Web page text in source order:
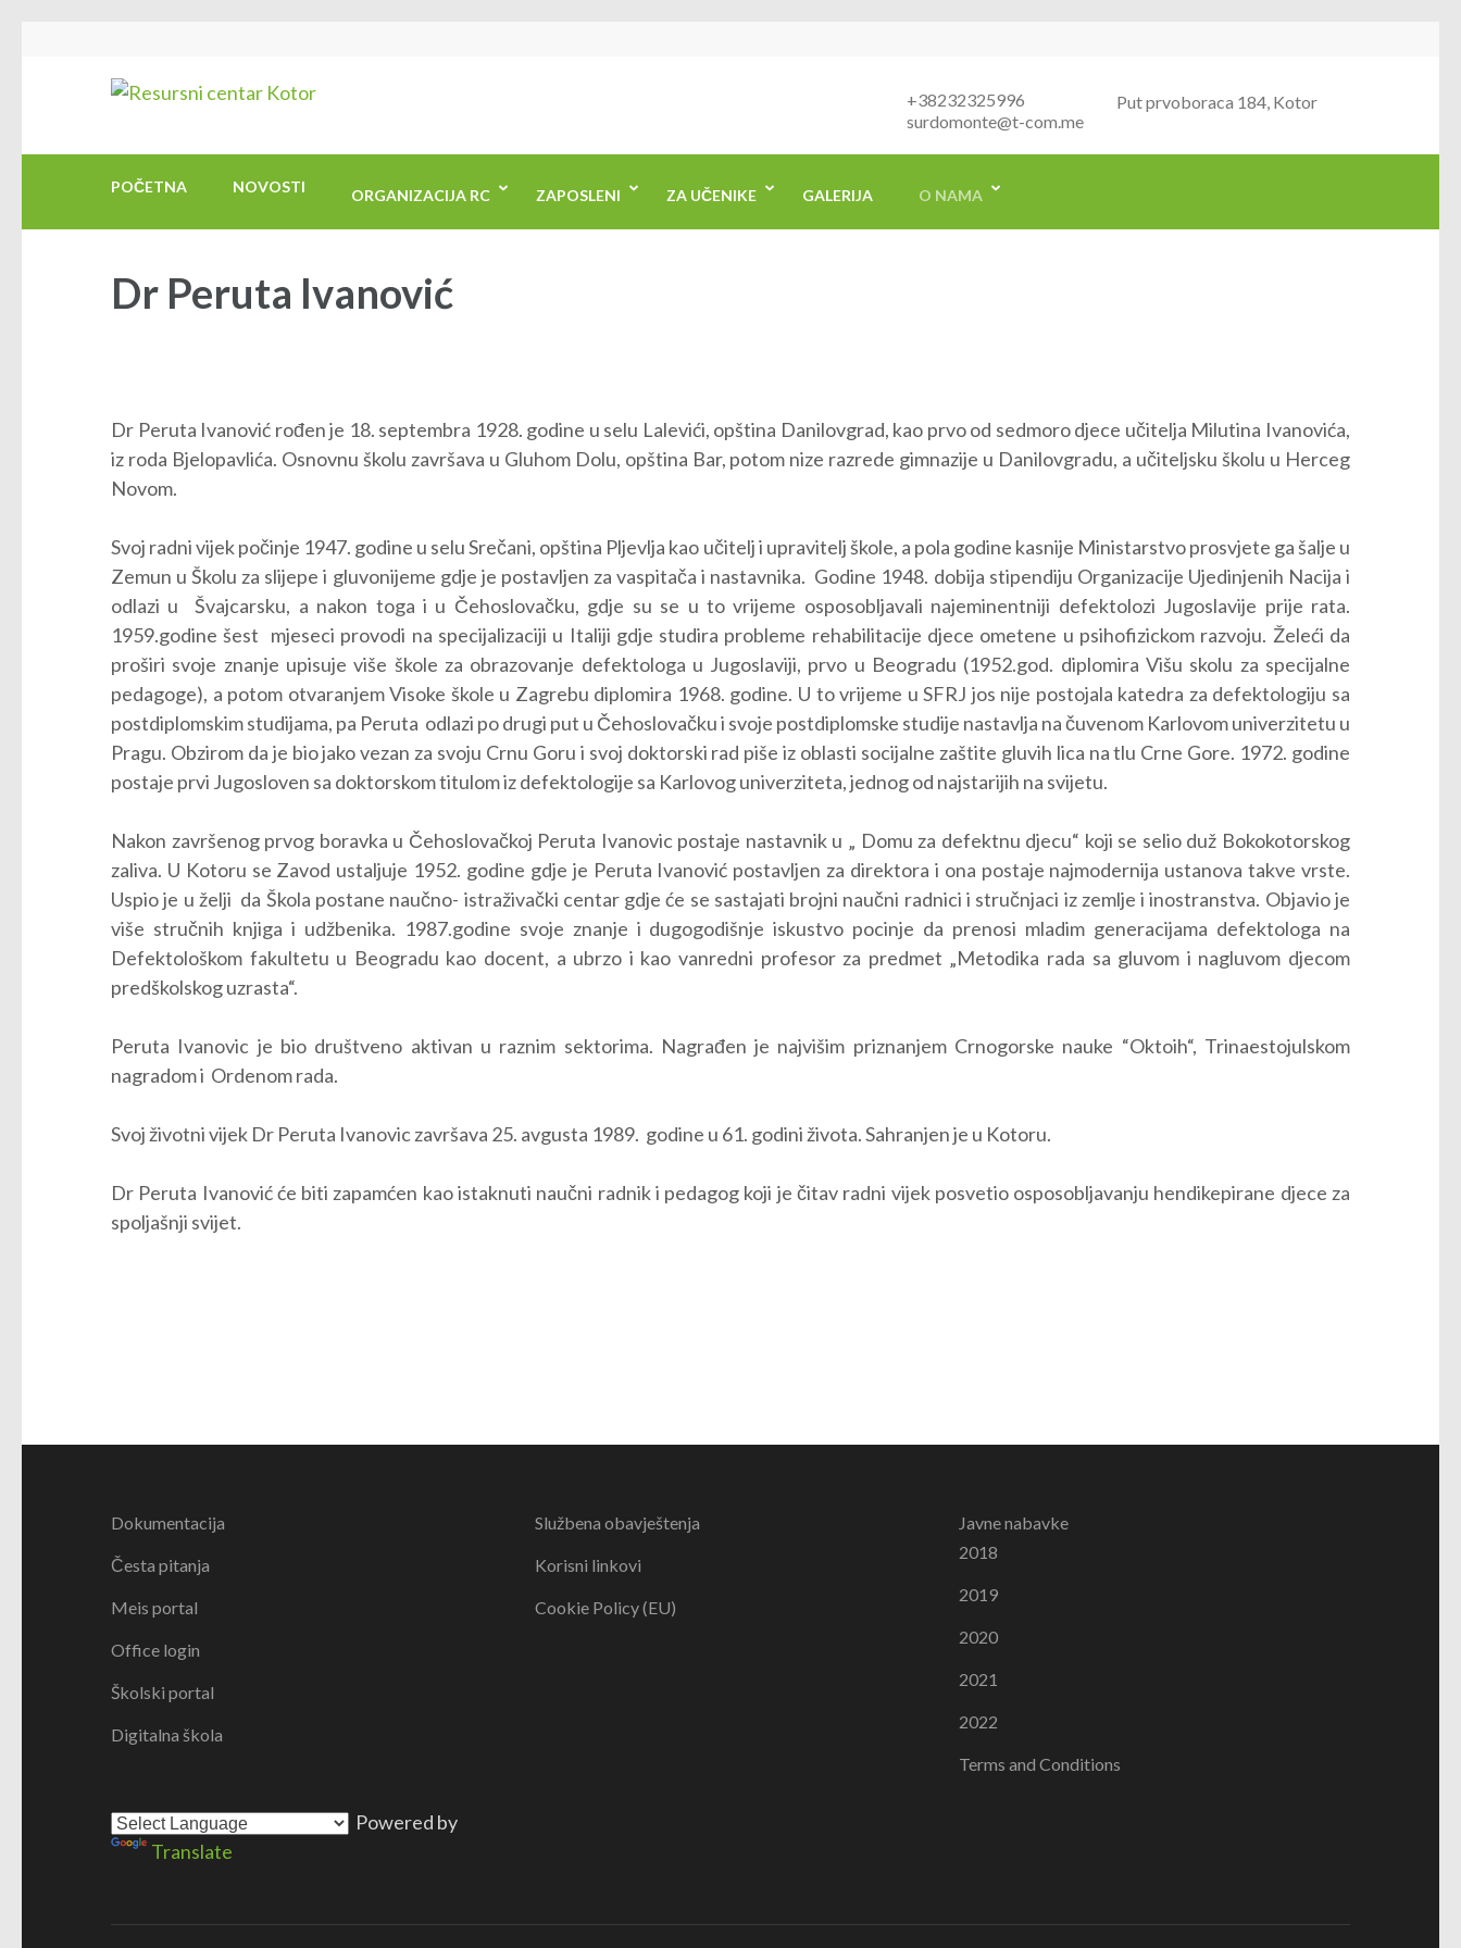
Enter)
Put prvoboraca 184, Kotor
+38232325996
surdomonte@t-com.me
POČETNA NOVOSTI ORGANIZACIJA RC ZAPOSLENI ZA UČENIKE GALERIJA O NAMA
Dr Peruta Ivanović
Dr Peruta Ivanović rođen je 18. septembra 1928. godine u selu Lalevići, opština Danilovgrad, kao prvo od sedmoro djece učitelja Milutina Ivanovića,
iz roda Bjelopavlića. Osnovnu školu završava u Gluhom Dolu, opština Bar, potom nize razrede gimnazije u Danilovgradu, a učiteljsku školu u Herceg
Novom.
Svoj radni vijek počinje 1947. godine u selu Srečani, opština Pljevlja kao učitelj i upravitelj škole, a pola godine kasnije Ministarstvo prosvjete ga šalje u
Zemun u Školu za slijepe i gluvonijeme gdje je postavljen za vaspitača i nastavnika. Godine 1948. dobija stipendiju Organizacije Ujedinjenih Nacija i
odlazi u Švajcarsku, a nakon toga i u Čehoslovačku, gdje su se u to vrijeme osposobljavali najeminentniji defektolozi Jugoslavije prije rata.
1959.godine šest mjeseci provodi na specijalizaciji u Italiji gdje studira probleme rehabilitacije djece ometene u psihofizickom razvoju. Želeći da
proširi svoje znanje upisuje više škole za obrazovanje defektologa u Jugoslaviji, prvo u Beogradu (1952.god. diplomira Višu skolu za specijalne
pedagoge), a potom otvaranjem Visoke škole u Zagrebu diplomira 1968. godine. U to vrijeme u SFRJ jos nije postojala katedra za defektologiju sa
postdiplomskim studijama, pa Peruta odlazi po drugi put u Čehoslovačku i svoje postdiplomske studije nastavlja na čuvenom Karlovom univerzitetu u
Pragu. Obzirom da je bio jako vezan za svoju Crnu Goru i svoj doktorski rad piše iz oblasti socijalne zaštite gluvih lica na tlu Crne Gore. 1972. godine
postaje prvi Jugosloven sa doktorskom titulom iz defektologije sa Karlovog univerziteta, jednog od najstarijih na svijetu.
Nakon završenog prvog boravka u Čehoslovačkoj Peruta Ivanovic postaje nastavnik u „ Domu za defektnu djecu“ koji se selio duž Bokokotorskog
zaliva. U Kotoru se Zavod ustaljuje 1952. godine gdje je Peruta Ivanović postavljen za direktora i ona postaje najmodernija ustanova takve vrste.
Uspio je u želji da Škola postane naučno- istraživački centar gdje će se sastajati brojni naučni radnici i stručnjaci iz zemlje i inostranstva. Objavio je
više stručnih knjiga i udžbenika. 1987.godine svoje znanje i dugogodišnje iskustvo pocinje da prenosi mladim generacijama defektologa na
Defektološkom fakultetu u Beogradu kao docent, a ubrzo i kao vanredni profesor za predmet „Metodika rada sa gluvom i nagluvom djecom
predškolskog uzrasta“.
Peruta Ivanovic je bio društveno aktivan u raznim sektorima. Nagrađen je najvišim priznanjem Crnogorske nauke “Oktoih“, Trinaestojulskom
nagradom i Ordenom rada.
Svoj životni vijek Dr Peruta Ivanovic završava 25. avgusta 1989. godine u 61. godini života. Sahranjen je u Kotoru.
Dr Peruta Ivanović će biti zapamćen kao istaknuti naučni radnik i pedagog koji je čitav radni vijek posvetio osposobljavanju hendikepirane djece za
spoljašnji svijet.
Dokumentacija
Česta pitanja
Meis portal
Office login
Školski portal
Digitalna škola
Powered by
Translate
Službena obavještenja
Korisni linkovi
Cookie Policy (EU)
Javne nabavke
2018
2019
2020
2021
2022
Terms and Conditions